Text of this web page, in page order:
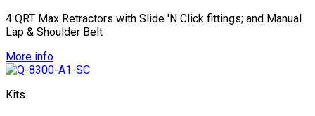
4 QRT Max Retractors with Slide 'N Click fittings; and Manual
Lap & Shoulder Belt
More info
Kits